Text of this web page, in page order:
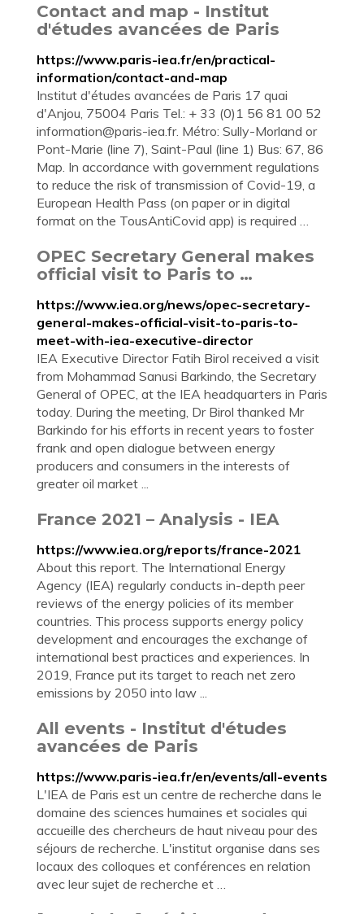
Contact and map - Institut
d'études avancées de Paris
https://www.paris-iea.fr/en/practical-
information/contact-and-map
Institut d'études avancées de Paris 17 quai
d'Anjou, 75004 Paris Tel.: + 33 (0)1 56 81 00 52
information@paris-iea.fr. Métro: Sully-Morland or
Pont-Marie (line 7), Saint-Paul (line 1) Bus: 67, 86
Map. In accordance with government regulations
to reduce the risk of transmission of Covid-19, a
European Health Pass (on paper or in digital
format on the TousAntiCovid app) is required …
OPEC Secretary General makes
official visit to Paris to …
https://www.iea.org/news/opec-secretary-
general-makes-official-visit-to-paris-to-
meet-with-iea-executive-director
IEA Executive Director Fatih Birol received a visit
from Mohammad Sanusi Barkindo, the Secretary
General of OPEC, at the IEA headquarters in Paris
today. During the meeting, Dr Birol thanked Mr
Barkindo for his efforts in recent years to foster
frank and open dialogue between energy
producers and consumers in the interests of
greater oil market ...
France 2021 – Analysis - IEA
https://www.iea.org/reports/france-2021
About this report. The International Energy
Agency (IEA) regularly conducts in-depth peer
reviews of the energy policies of its member
countries. This process supports energy policy
development and encourages the exchange of
international best practices and experiences. In
2019, France put its target to reach net zero
emissions by 2050 into law ...
All events - Institut d'études
avancées de Paris
https://www.paris-iea.fr/en/events/all-events
L'IEA de Paris est un centre de recherche dans le
domaine des sciences humaines et sociales qui
accueille des chercheurs de haut niveau pour des
séjours de recherche. L'institut organise dans ses
locaux des colloques et conférences en relation
avec leur sujet de recherche et …